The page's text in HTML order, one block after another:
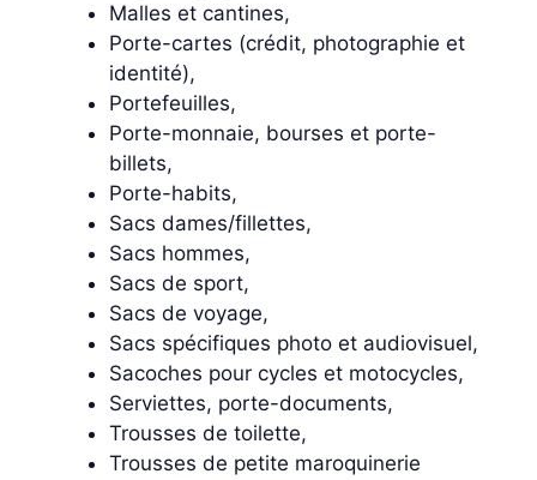
Malles et cantines,
Porte-cartes (crédit, photographie et
identité),
Portefeuilles,
Porte-monnaie, bourses et porte-
billets,
Porte-habits,
Sacs dames/fillettes,
Sacs hommes,
Sacs de sport,
Sacs de voyage,
Sacs spécifiques photo et audiovisuel,
Sacoches pour cycles et motocycles,
Serviettes, porte-documents,
Trousses de toilette,
Trousses de petite maroquinerie